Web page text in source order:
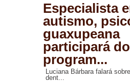
Especialista
autismo,
guaxupeana
participará do
program...
Luciana Bárbara falará
dent...